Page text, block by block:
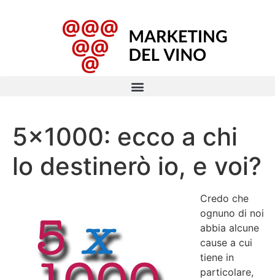
5×1000: ecco a chi
lo destinerò io, e voi?
Credo che
ognuno di noi
abbia alcune
cause a cui
tiene in
particolare,